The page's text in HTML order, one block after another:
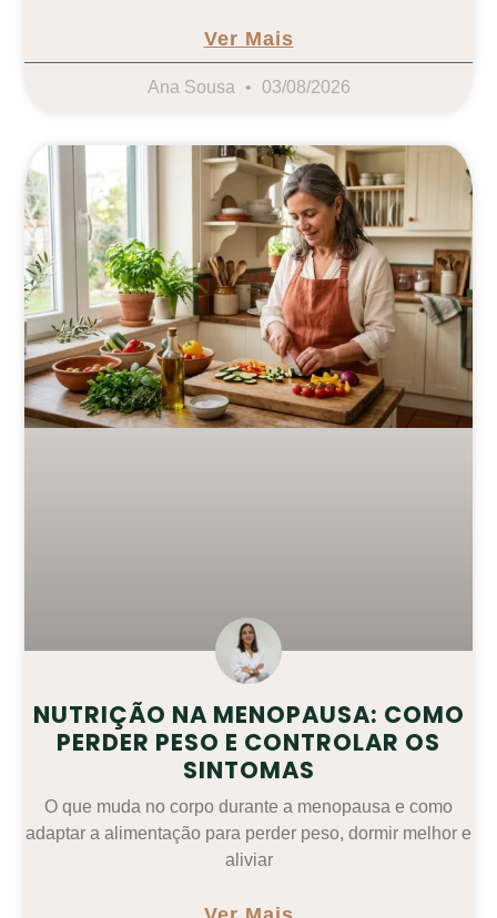
Ver Mais
Ana Sousa 03/08/2026
NUTRIÇÃO NA MENOPAUSA: COMO
PERDER PESO E CONTROLAR OS
SINTOMAS
O que muda no corpo durante a menopausa e como
adaptar a alimentação para perder peso, dormir melhor e
aliviar